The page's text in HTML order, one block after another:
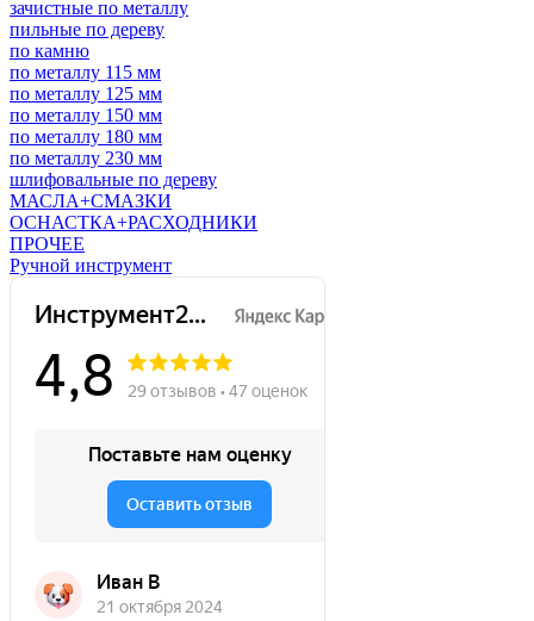
зачистные по металлу
пильные по дереву
по камню
по металлу 115 мм
по металлу 125 мм
по металлу 150 мм
по металлу 180 мм
по металлу 230 мм
шлифовальные по дереву
МАСЛА+СМАЗКИ
ОСНАСТКА+РАСХОДНИКИ
ПРОЧЕЕ
Ручной инструмент